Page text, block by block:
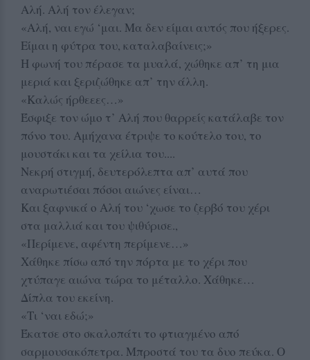
Αλή. Αλή τον έλεγαν;
«Αλή, ναι εγώ ‘μαι. Μα δεν είμαι αυτός που ήξερες.
Είμαι η φύτρα του, καταλαβαίνεις;»
Η φωνή του πέρασε τα μυαλά, χώθηκε απ’ τη μια
μεριά και ξεριζώθηκε απ’ την άλλη.
«Καλώς ήρθεεες…»
Έσφιξε τον ώμο τ’ Αλή που θαρρείς κατάλαβε τον
πόνο του. Αμήχανα έτριψε το κούτελο του, το
μουστάκι και τα χείλια του....
Νεκρή στιγμή, δευτερόλεπτα απ’ αυτά που
αναρωτιέσαι πόσοι αιώνες είναι…
Και ξαφνικά ο Αλή του ‘χωσε το ζερβό του χέρι
στα μαλλιά και του ψιθύρισε.,
«Περίμενε, αφέντη περίμενε…»
Χάθηκε πίσω από την πόρτα με το χέρι που
χτύπαγε αιώνα τώρα το μέταλλο. Χάθηκε…
Δίπλα του εκείνη.
«Τι ‘ναι εδώ;»
Έκατσε στο σκαλοπάτι το φτιαγμένο από
σαρμουσακόπετρα. Μπροστά του τα δυο πεύκα. Ο